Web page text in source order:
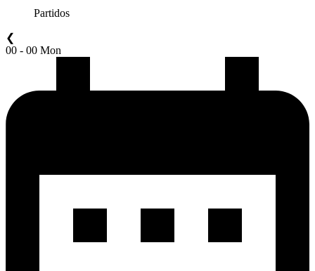
Partidos
❮
00 - 00 Mon